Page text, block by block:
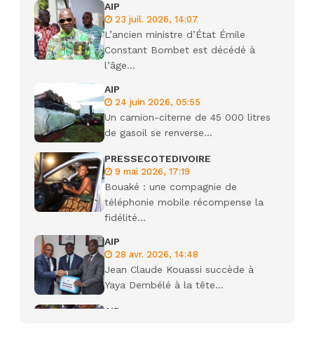
AIP
23 juil. 2026, 14:07
L’ancien ministre d’État Émile
Constant Bombet est décédé à
l’âge...
AIP
24 juin 2026, 05:55
Un camion-citerne de 45 000 litres
de gasoil se renverse...
PRESSECOTEDIVOIRE
9 mai 2026, 17:19
Bouaké : une compagnie de
téléphonie mobile récompense la
fidélité...
AIP
28 avr. 2026, 14:48
Jean Claude Kouassi succède à
Yaya Dembélé à la tête...
AIP